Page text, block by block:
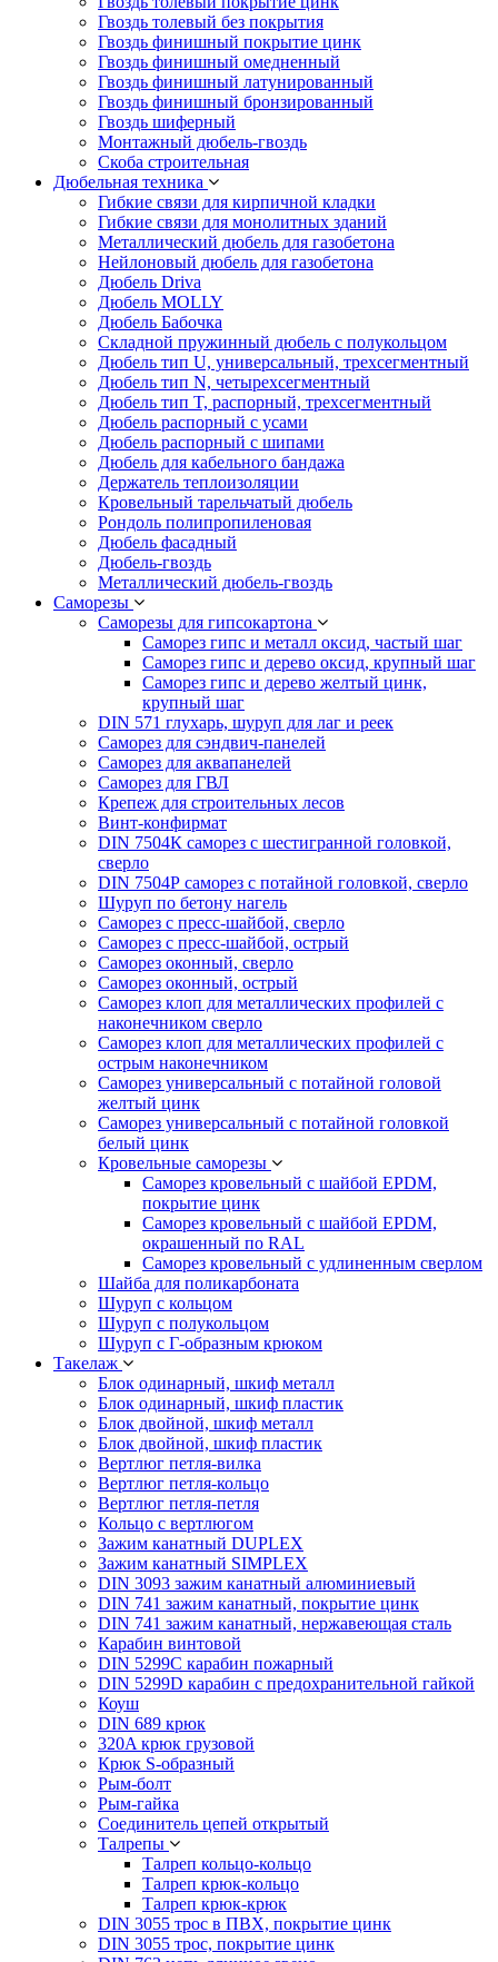
Гвоздь толевый без покрытия
Гвоздь финишный покрытие цинк
Гвоздь финишный омедненный
Гвоздь финишный латунированный
Гвоздь финишный бронзированный
Гвоздь шиферный
Монтажный дюбель-гвоздь
Скоба строительная
Дюбельная техника
Гибкие связи для кирпичной кладки
Гибкие связи для монолитных зданий
Металлический дюбель для газобетона
Нейлоновый дюбель для газобетона
Дюбель Driva
Дюбель MOLLY
Дюбель Бабочка
Складной пружинный дюбель с полукольцом
Дюбель тип U, универсальный, трехсегментный
Дюбель тип N, четырехсегментный
Дюбель тип T, распорный, трехсегментный
Дюбель распорный с усами
Дюбель распорный с шипами
Дюбель для кабельного бандажа
Держатель теплоизоляции
Кровельный тарельчатый дюбель
Рондоль полипропиленовая
Дюбель фасадный
Дюбель-гвоздь
Металлический дюбель-гвоздь
Саморезы
Саморезы для гипсокартона
Саморез гипс и металл оксид, частый шаг
Саморез гипс и дерево оксид, крупный шаг
Саморез гипс и дерево желтый цинк,
крупный шаг
DIN 571 глухарь, шуруп для лаг и реек
Саморез для сэндвич-панелей
Саморез для аквапанелей
Саморез для ГВЛ
Крепеж для строительных лесов
Винт-конфирмат
DIN 7504К саморез с шестигранной головкой,
сверло
DIN 7504Р саморез с потайной головкой, сверло
Шуруп по бетону нагель
Саморез с пресс-шайбой, сверло
Саморез с пресс-шайбой, острый
Саморез оконный, сверло
Саморез оконный, острый
Саморез клоп для металлических профилей с
наконечником сверло
Саморез клоп для металлических профилей с
острым наконечником
Саморез универсальный с потайной головой
желтый цинк
Саморез универсальный с потайной головкой
белый цинк
Кровельные саморезы
Саморез кровельный с шайбой EPDM,
покрытие цинк
Саморез кровельный с шайбой EPDM,
окрашенный по RAL
Саморез кровельный с удлиненным сверлом
Шайба для поликарбоната
Шуруп с кольцом
Шуруп с полукольцом
Шуруп с Г-образным крюком
Такелаж
Блок одинарный, шкиф металл
Блок одинарный, шкиф пластик
Блок двойной, шкиф металл
Блок двойной, шкиф пластик
Вертлюг петля-вилка
Вертлюг петля-кольцо
Вертлюг петля-петля
Кольцо с вертлюгом
Зажим канатный DUPLEX
Зажим канатный SIMPLEX
DIN 3093 зажим канатный алюминиевый
DIN 741 зажим канатный, покрытие цинк
DIN 741 зажим канатный, нержавеющая сталь
Карабин винтовой
DIN 5299C карабин пожарный
DIN 5299D карабин с предохранительной гайкой
Коуш
DIN 689 крюк
320A крюк грузовой
Крюк S-образный
Рым-болт
Рым-гайка
Соединитель цепей открытый
Талрепы
Талреп кольцо-кольцо
Талреп крюк-кольцо
Талреп крюк-крюк
DIN 3055 трос в ПВХ, покрытие цинк
DIN 3055 трос, покрытие цинк